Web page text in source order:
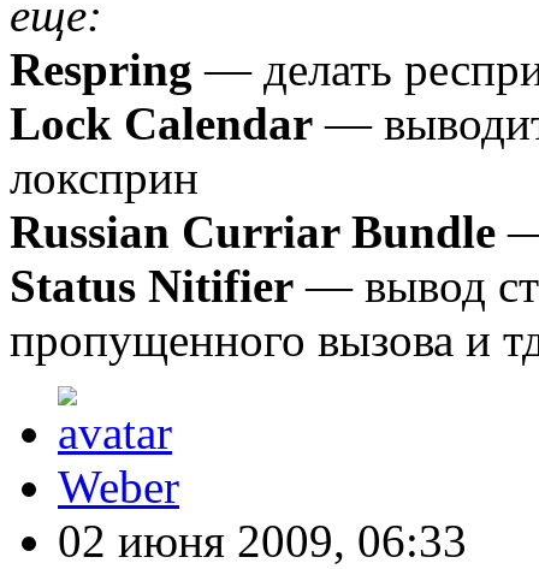
еще:
Respring — делать
Lock Calendar —
локсприн
Russian Curriar Bundle
Status Nitifier — вывод
пропущенного вызова и
Weber
02 июня 2009, 06:33